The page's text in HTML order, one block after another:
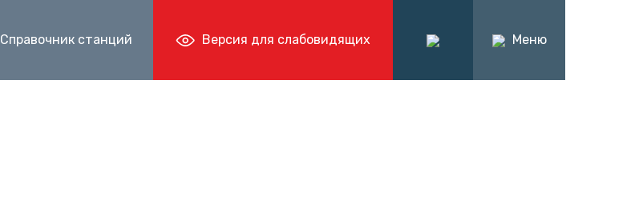
Справочник станций Версия для слабовидящих Меню